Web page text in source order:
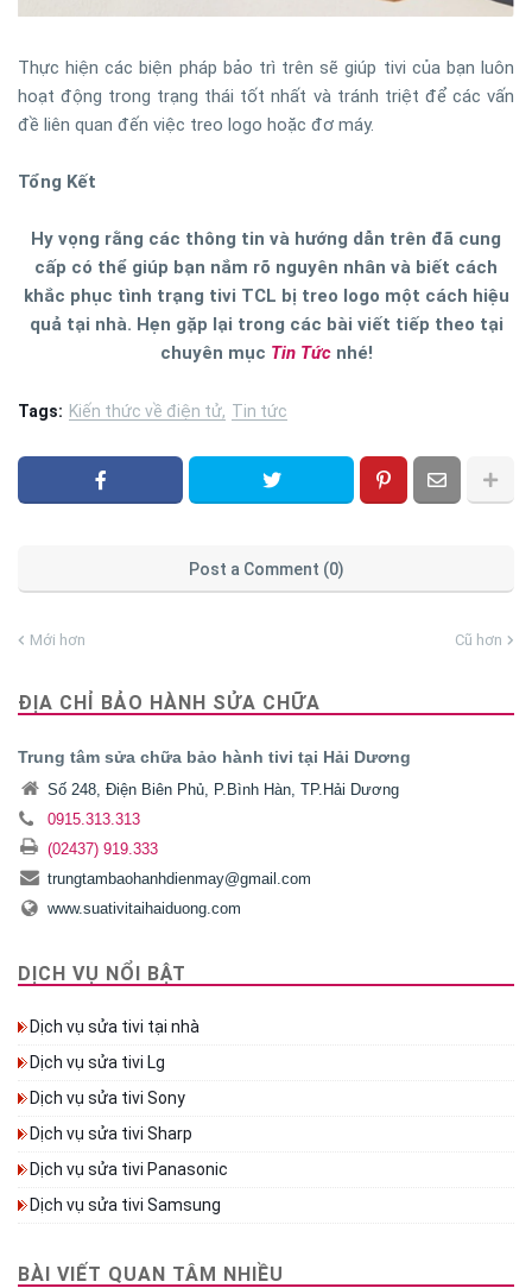
Thực hiện các biện pháp bảo trì trên sẽ giúp tivi của bạn luôn
hoạt động trong trạng thái tốt nhất và tránh triệt để các vấn
đề liên quan đến việc treo logo hoặc đơ máy.
Tổng Kết
Hy vọng rằng các thông tin và hướng dẫn trên đã cung
cấp có thể giúp bạn nắm rõ nguyên nhân và biết cách
khắc phục tình trạng tivi TCL bị treo logo một cách hiệu
quả tại nhà. Hẹn gặp lại trong các bài viết tiếp theo tại
chuyên mục Tin Tứcnhé!
Tags: Kiến thức về điện tử Tin tức
Post a Comment (0)
Mới hơn Cũ hơn
ĐỊA CHỈ BẢO HÀNH SỬA CHỮA
Trung tâm sửa chữa bảo hành tivi tại Hải Dương
Số 248, Điện Biên Phủ, P.Bình Hàn, TP.Hải Dương
0915.313.313
(02437) 919.333
trungtambaohanhdienmay@gmail.com
www.suativitaihaiduong.com
DỊCH VỤ NỔI BẬT
Dịch vụ sửa tivi tại nhà
Dịch vụ sửa tivi Lg
Dịch vụ sửa tivi Sony
Dịch vụ sửa tivi Sharp
Dịch vụ sửa tivi Panasonic
Dịch vụ sửa tivi Samsung
BÀI VIẾT QUAN TÂM NHIỀU